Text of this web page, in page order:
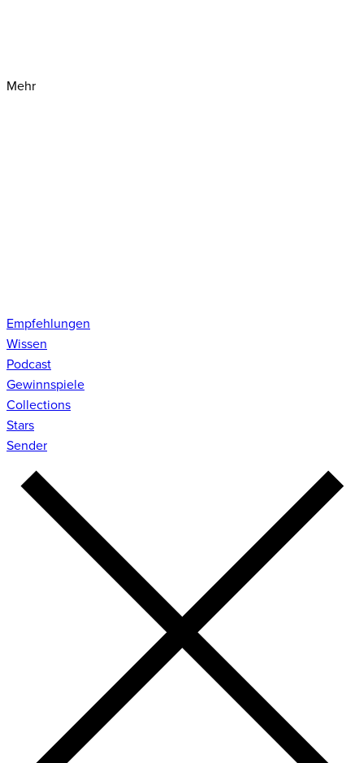
Mehr
Empfehlungen
Wissen
Podcast
Gewinnspiele
Collections
Stars
Sender